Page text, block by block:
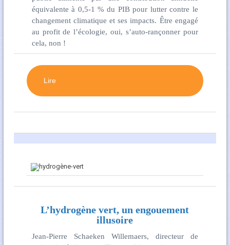
équivalente à 0,5-1 % du PIB pour lutter contre le
changement climatique et ses impacts. Être engagé
au profit de l’écologie, oui, s’auto-rançonner pour
cela, non !
Lire
L’hydrogène vert, un engouement
illusoire
Jean-Pierre Schaeken Willemaers, directeur de